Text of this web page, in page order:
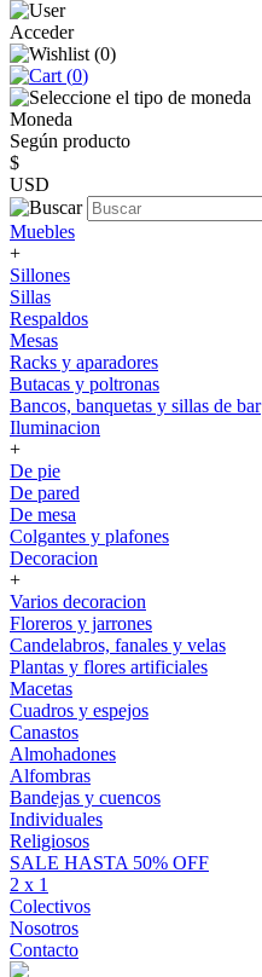
Acceder
(0)
(0)
Moneda
Según producto
$
USD
Muebles
+
Sillones
Sillas
Respaldos
Mesas
Racks y aparadores
Butacas y poltronas
Bancos, banquetas y sillas de bar
Iluminacion
+
De pie
De pared
De mesa
Colgantes y plafones
Decoracion
+
Varios decoracion
Floreros y jarrones
Candelabros, fanales y velas
Plantas y flores artificiales
Macetas
Cuadros y espejos
Canastos
Almohadones
Alfombras
Bandejas y cuencos
Individuales
Religiosos
SALE HASTA 50% OFF
2 x 1
Colectivos
Nosotros
Contacto